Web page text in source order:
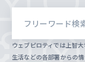
ウェブピロティでは上智
生活などの各部署からの